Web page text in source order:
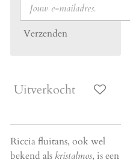
Verzenden
Uitverkocht
Riccia fluitans, ook wel
bekend als kristalmos, is een